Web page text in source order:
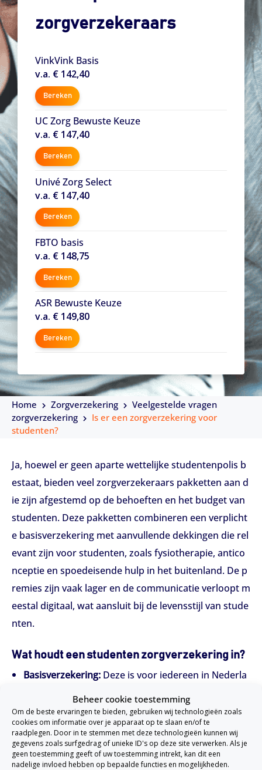
Beheer cookie toestemming
Om de beste ervaringen te bieden, gebruiken wij technologieën zoals
cookies om informatie over je apparaat op te slaan en/of te
raadplegen. Door in te stemmen met deze technologieën kunnen wij
gegevens zoals surfgedrag of unieke ID's op deze site verwerken. Als je
geen toestemming geeft of uw toestemming intrekt, kan dit een
nadelige invloed hebben op bepaalde functies en mogelijkheden.
zorgverzekeraars
VinkVink Basis
v.a. € 142,40
Bereken
UC Zorg Bewuste Keuze
v.a. € 147,40
Bereken
Univé Zorg Select
v.a. € 147,40
Bereken
FBTO basis
v.a. € 148,75
Bereken
ASR Bewuste Keuze
v.a. € 149,80
Bereken
Home Zorgverzekering
Veelgestelde vragen
zorgverzekering
Is er een zorgverzekering voor
studenten?
Ja, hoewel er geen aparte wettelijke studentenpolis b
estaat, bieden veel zorgverzekeraars pakketten aan d
ie zijn afgestemd op de behoeften en het budget van
studenten. Deze pakketten combineren een verplicht
e basisverzekering met aanvullende dekkingen die rel
evant zijn voor studenten, zoals fysiotherapie, antico
nceptie en spoedeisende hulp in het buitenland. De p
remies zijn vaak lager en de communicatie verloopt m
eestal digitaal, wat aansluit bij de levensstijl van stude
nten.
Wat houdt een studenten zorgverzekering in?
Basisverzekering: Deze is voor iedereen in Nederla
nd verplicht en dekt standaardzorg zoals huisartsb
ezoek, ziekenhuisopnames en medicijnen. De inho
ud van het basispakket is bij alle verzekeraars gelij
k.
Aanvullende verzekeringen:Speciaal voor studente